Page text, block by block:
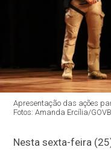
Apresentação das ações
Fotos: Amanda Ercília/
Nesta sexta-feira